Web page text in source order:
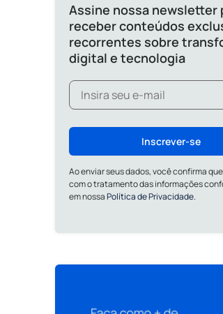
Assine nossa newsletter
receber conteúdos
recorrentes sobre
digital e tecnologia
Inscrever-se
Ao enviar seus dados, você confirma
com o tratamento das informações
em nossaPolítica de Privacidade.